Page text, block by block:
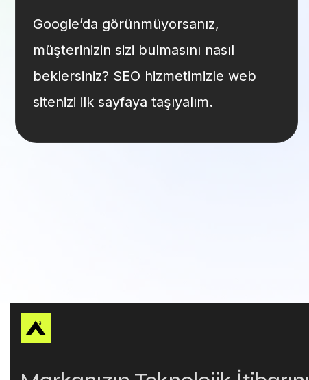
Google’da görünmüyorsanız,
müşterinizin sizi bulmasını nasıl
beklersiniz? SEO hizmetimizle web
sitenizi ilk sayfaya taşıyalım.